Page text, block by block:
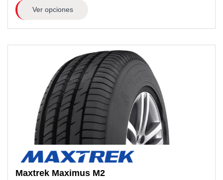
Ver opciones
Maxtrek Maximus M2